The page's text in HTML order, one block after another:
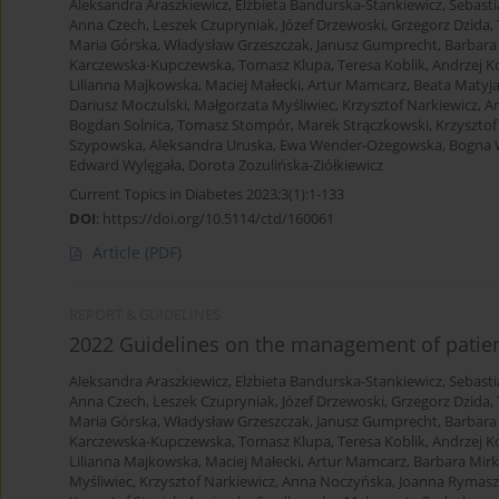
Aleksandra Araszkiewicz, Elżbieta Bandurska-Stankiewicz,
Anna Czech, Leszek Czupryniak, Józef Drzewoski, Grzegorz Dzida,
Maria Górska, Władysław Grzeszczak, Janusz Gumprecht,
Karczewska-Kupczewska, Tomasz Klupa, Teresa Koblik, Andrzej
Lilianna Majkowska, Maciej Małecki, Artur Mamcarz, Beata
Dariusz Moczulski, Małgorzata Myśliwiec, Krzysztof Narkiewicz,
Bogdan Solnica, Tomasz Stompór, Marek Strączkowski,
Szypowska, Aleksandra Uruska, Ewa Wender-Ożegowska, Bogna
Edward Wylęgała, Dorota Zozulińska-Ziółkiewicz
Current Topics in Diabetes 2023;3(1):1-133
DOI: https://doi.org/10.5114/ctd/160061
Article (PDF)
2022 Guidelines on the management of
Aleksandra Araszkiewicz, Elżbieta Bandurska-Stankiewicz,
Anna Czech, Leszek Czupryniak, Józef Drzewoski, Grzegorz Dzida,
Maria Górska, Władysław Grzeszczak, Janusz Gumprecht,
Karczewska-Kupczewska, Tomasz Klupa, Teresa Koblik, Andrzej
Lilianna Majkowska, Maciej Małecki, Artur Mamcarz, Barbara
Myśliwiec, Krzysztof Narkiewicz, Anna Noczyńska, Joanna